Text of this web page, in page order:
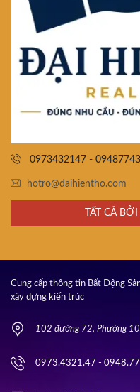
0973432147 -
hotro@daihientho.com
TẤT CẢ
Cung cấp thông tin Bất Động
xây dựng kiến trúc
102 đường 72, Phường
0973.4321.47 -